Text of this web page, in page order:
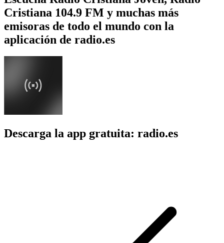
Cristiana 104.9 FM y muchas más
emisoras de todo el mundo con la
aplicación de radio.es
Descarga la app gratuita: radio.es